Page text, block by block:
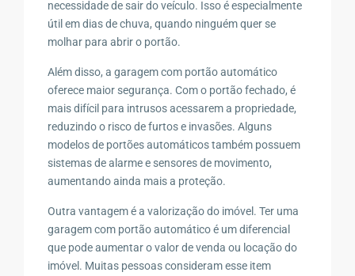
necessidade de sair do veículo. Isso é especialmente
útil em dias de chuva, quando ninguém quer se
molhar para abrir o portão.
Além disso, a garagem com portão automático
oferece maior segurança. Com o portão fechado, é
mais difícil para intrusos acessarem a propriedade,
reduzindo o risco de furtos e invasões. Alguns
modelos de portões automáticos também possuem
sistemas de alarme e sensores de movimento,
aumentando ainda mais a proteção.
Outra vantagem é a valorização do imóvel. Ter uma
garagem com portão automático é um diferencial
que pode aumentar o valor de venda ou locação do
imóvel. Muitas pessoas consideram esse item